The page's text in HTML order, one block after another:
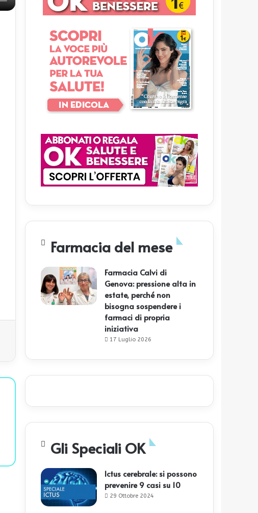
Farmacia del mese
Farmacia Calvi di
Genova: pressione alta in
estate, perché non
bisogna sospendere i
farmaci di propria
iniziativa
17 Luglio 2026
Gli Speciali OK
Ictus cerebrale: si possono
prevenire 9 casi su 10
29 Ottobre 2024